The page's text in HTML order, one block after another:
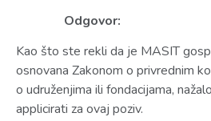
Odgovor:
Kao što ste rekli da je MASIT
osnovana Zakonom o privrednim
o udruženjima ili fondacijama,
applicirati za ovaj poziv.